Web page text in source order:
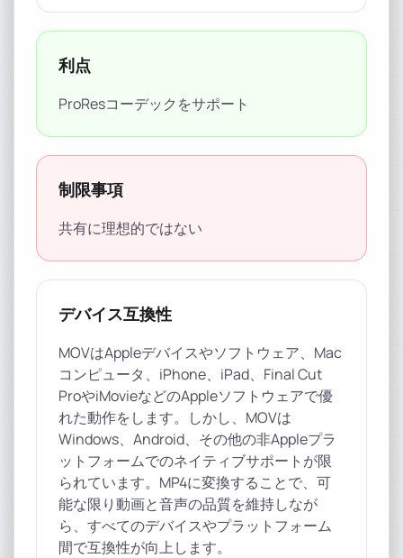
利点
ProResコーデックをサポート
制限事項
共有に理想的ではない
デバイス互換性
MOVはAppleデバイスやソフトウェア、Mac
コンピュータ、iPhone、iPad、Final Cut
ProやiMovieなどのAppleソフトウェアで優
れた動作をします。しかし、MOVは
Windows、Android、その他の非Appleプラ
ットフォームでのネイティブサポートが限
られています。MP4に変換することで、可
能な限り動画と音声の品質を維持しなが
ら、すべてのデバイスやプラットフォーム
間で互換性が向上します。